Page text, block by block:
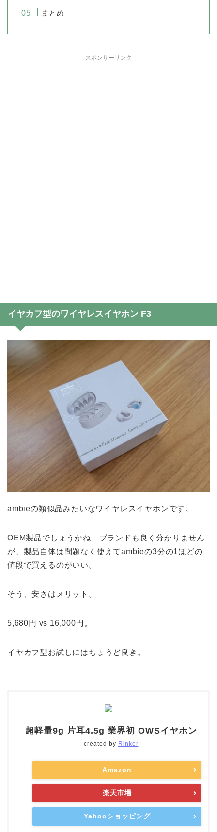
まとめ
スポンサーリンク
イヤカフ型のワイヤレスイヤホン F3
ambieの類似品みたいなワイヤレスイヤホンです。
OEM製品でしょうかね、ブランドも良く分かりません
が、製品自体は問題なく使えてambieの3分の1ほどの
値段で買えるのがいい。
そう、安さはメリット。
5,680円 vs 16,000円。
イヤカフ型お試しにはちょうど良き。
超軽量9g 片耳4.5g 業界初 OWSイヤホン
created by Rinker
Amazon
楽天市場
Yahooショッピング